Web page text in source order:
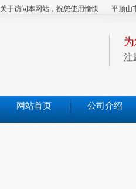
关于访问本网站，祝您使用愉快 平顶山
注
网站首页 公司介绍